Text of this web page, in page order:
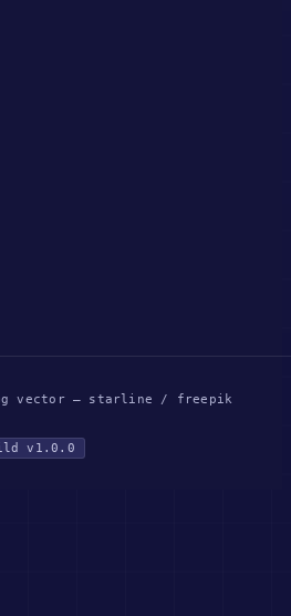
vector — starline / freepik
v1.0.0